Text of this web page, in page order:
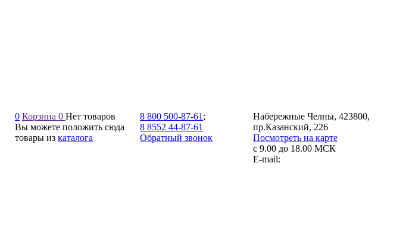
0 Корзина 0 Нет товаров
Вы можете положить сюда
товары из каталога
8 800 500-87-61 ;
8 8552 44-87-61
Обратный звонок
Набережные Челны, 423800,
пр.Казанский, 226
Посмотреть на карте
с 9.00 до 18.00 МСК
E-mail: